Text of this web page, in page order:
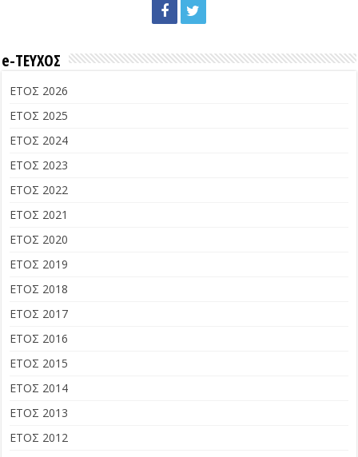
e-ΤΕΥΧΟΣ
ΕΤΟΣ 2026
ΕΤΟΣ 2025
ΕΤΟΣ 2024
ΕΤΟΣ 2023
ΕΤΟΣ 2022
ΕΤΟΣ 2021
ΕΤΟΣ 2020
ΕΤΟΣ 2019
ΕΤΟΣ 2018
ΕΤΟΣ 2017
ΕΤΟΣ 2016
ΕΤΟΣ 2015
ΕΤΟΣ 2014
ΕΤΟΣ 2013
ΕΤΟΣ 2012